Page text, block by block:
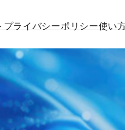
プライバシーポリシー使い